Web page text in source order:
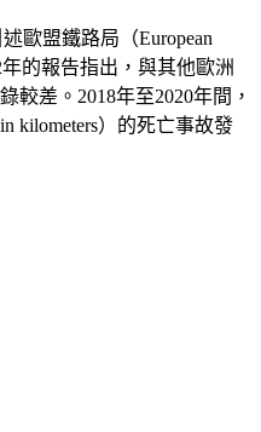
歐盟鐵路局（European
年的報告指出，與其他歐洲
較差。2018年至2020年間，
kilometers）的死亡事故發